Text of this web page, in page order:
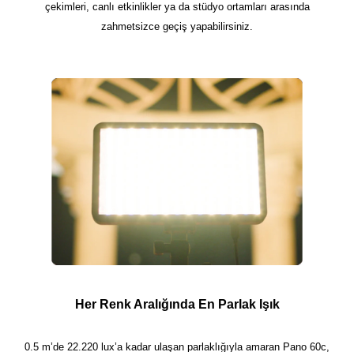
çekimleri, canlı etkinlikler ya da stüdyo ortamları arasında
zahmetsizce geçiş yapabilirsiniz.
Her Renk Aralığında En Parlak Işık
0.5 m’de 22.220 lux’a kadar ulaşan parlaklığıyla amaran Pano 60c,